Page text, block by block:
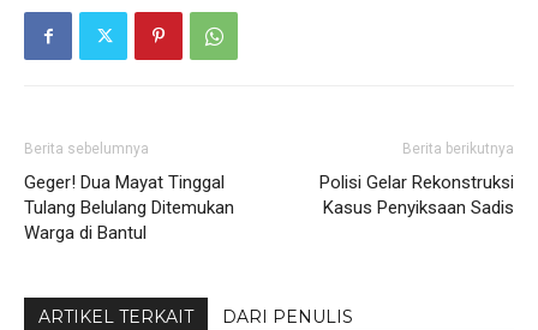
Berita sebelumnya
Geger! Dua Mayat Tinggal
Tulang Belulang Ditemukan
Warga di Bantul
Berita berikutnya
Polisi Gelar Rekonstruksi
Kasus Penyiksaan Sadis
ARTIKEL TERKAIT DARI PENULIS